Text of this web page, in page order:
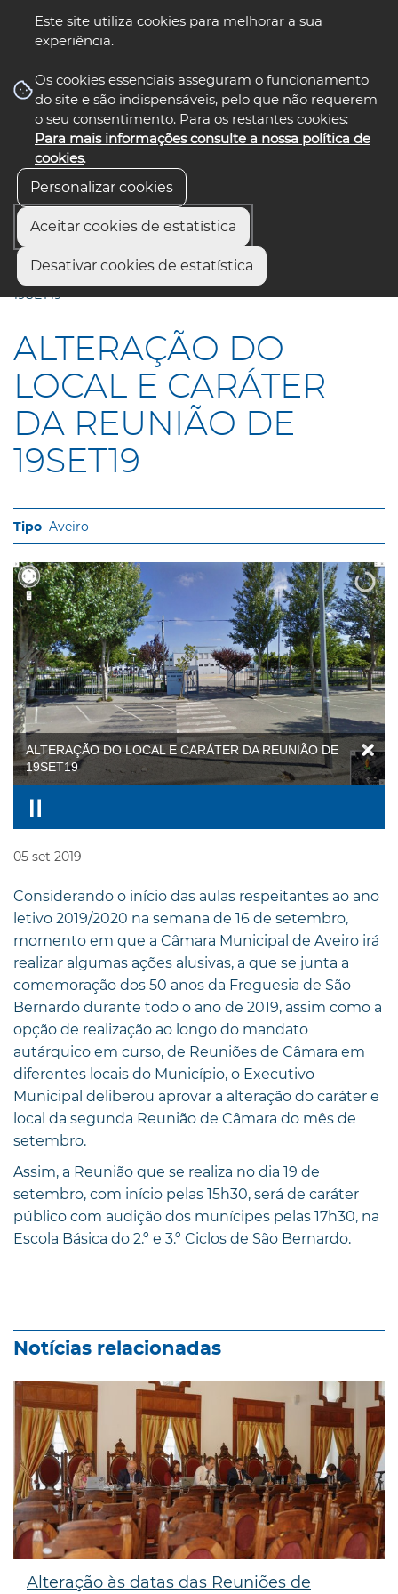
Este site utiliza cookies para melhorar a sua
experiência.
Os cookies essenciais asseguram o funcionamento
do site e são indispensáveis, pelo que não requerem
o seu consentimento. Para os restantes cookies:
Para mais informações consulte a nossa política de
cookies.
Personalizar cookies
Aceitar cookies de estatística
Desativar cookies de estatística
nos select language
Início
ALTERAÇÃO DO LOCAL E CARÁTER DA REUNIÃO DE
19SET19
ALTERAÇÃO DO
LOCAL E CARÁTER
DA REUNIÃO DE
19SET19
Aveiro
ALTERAÇÃO DO LOCAL E CARÁTER DA REUNIÃO DE
19SET19
05 set 2019
Considerando o início das aulas respeitantes ao ano
letivo 2019/2020 na semana de 16 de setembro,
momento em que a Câmara Municipal de Aveiro irá
realizar algumas ações alusivas, a que se junta a
comemoração dos 50 anos da Freguesia de São
Bernardo durante todo o ano de 2019, assim como a
opção de realização ao longo do mandato
autárquico em curso, de Reuniões de Câmara em
diferentes locais do Município, o Executivo
Municipal deliberou aprovar a alteração do caráter e
local da segunda Reunião de Câmara do mês de
setembro.
Assim, a Reunião que se realiza no dia 19 de
setembro, com início pelas 15h30, será de caráter
público com audição dos munícipes pelas 17h30, na
Escola Básica do 2.º e 3.º Ciclos de São Bernardo.
Notícias relacionadas
Alteração às datas das Reuniões de